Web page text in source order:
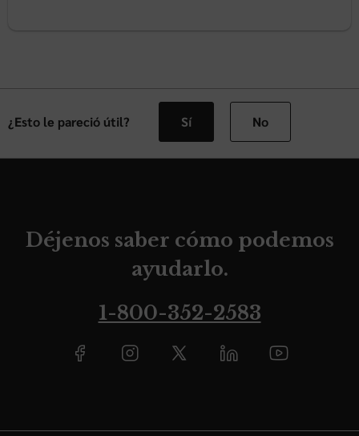
¿Esto le pareció útil? Sí No
Déjenos saber cómo podemos
ayudarlo.
1-800-352-2583